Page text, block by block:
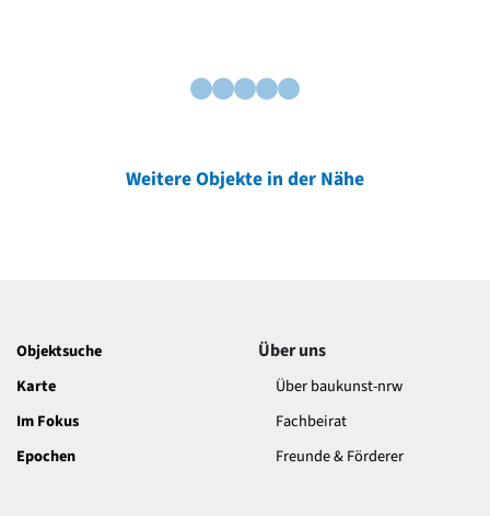
Weitere Objekte in der Nähe
Objektsuche
Karte
Im Fokus
Epochen
Über uns
Über baukunst-nrw
Fachbeirat
Freunde & Förderer